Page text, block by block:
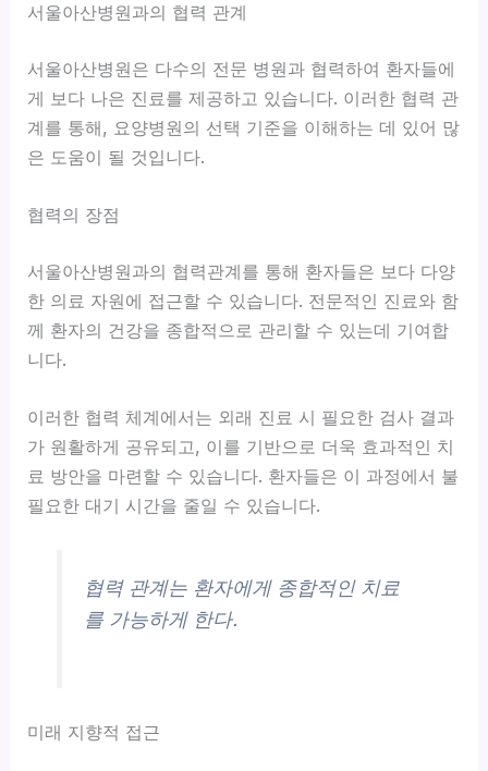
서울아산병원과의 협력 관계
서울아산병원은 다수의 전문 병원과 협력하여 환자들에
게 보다 나은 진료를 제공하고 있습니다. 이러한 협력 관
계를 통해, 요양병원의 선택 기준을 이해하는 데 있어 많
은 도움이 될 것입니다.
협력의 장점
서울아산병원과의 협력관계를 통해 환자들은 보다 다양
한 의료 자원에 접근할 수 있습니다. 전문적인 진료와 함
께 환자의 건강을 종합적으로 관리할 수 있는데 기여합
니다.
이러한 협력 체계에서는 외래 진료 시 필요한 검사 결과
가 원활하게 공유되고, 이를 기반으로 더욱 효과적인 치
료 방안을 마련할 수 있습니다. 환자들은 이 과정에서 불
필요한 대기 시간을 줄일 수 있습니다.
협력 관계는 환자에게 종합적인 치료
를 가능하게 한다.
미래 지향적 접근